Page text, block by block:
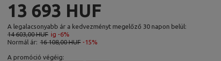
13 693 HUF
A legalacsonyabb ár a kedvezményt megelőző 30 napon belül:
14 603,00 HUF ig -6%
Normál ár: 16 108,00 HUF -15%
A promóció végéig: